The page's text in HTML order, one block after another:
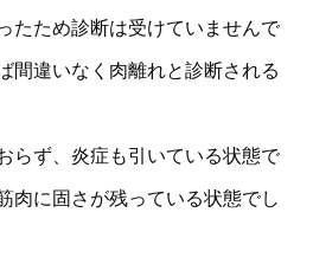
たため診断は受けていませんで
間違いなく肉離れと診断される
らず、炎症も引いている状態で
肉に固さが残っている状態でし